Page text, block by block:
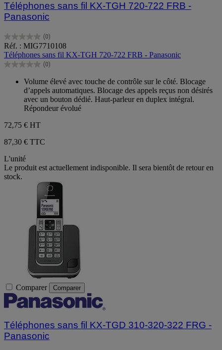
Téléphones sans fil KX-TGH 720-722 FRB -
Panasonic
(0)
0.0
sur
5
étoiles.
Réf. : MIG7710108
Téléphones sans fil KX-TGH 720-722 FRB - Panasonic
(0)
0.0
étoiles.
Volume élevé avec touche de contrôle sur le côté. Blocage
d’appels automatiques. Blocage des appels reçus non désirés
avec un bouton dédié. Haut-parleur en duplex intégral.
Répondeur évolué
72,75 € HT
87,30 € TTC
L'unité
Le produit est actuellement indisponible. Il sera bientôt de retour en
stock.
Comparer Comparer
Téléphones sans fil KX-TGD 310-320-322 FRG -
Panasonic